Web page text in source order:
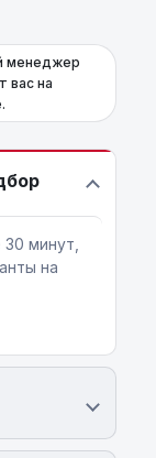
менеджер
вас на
минут,
на